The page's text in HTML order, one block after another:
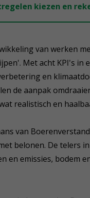
kiezen en
van werken
Met acht KPI's in
en
de aanpak
realistisch en
van
belonen. De telers
en emissies, bodem